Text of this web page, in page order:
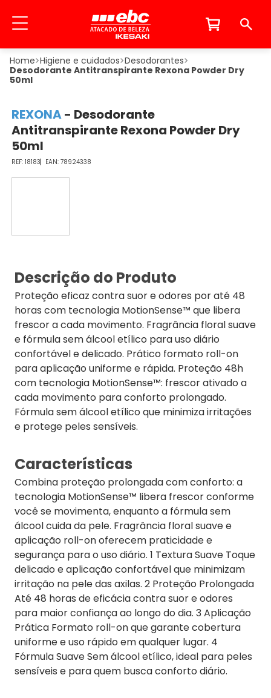
Higiene e cuidados Desodorantes
Desodorante Antitranspirante Rexona Powder Dry
50ml
REXONA- Desodorante
Antitranspirante Rexona Powder Dry
50ml
18183 78924338
Descrição do Produto
Proteção eficaz contra suor e odores por até 48
horas com tecnologia MotionSense™ que libera
frescor a cada movimento. Fragrância floral suave
e fórmula sem álcool etílico para uso diário
confortável e delicado. Prático formato roll-on
para aplicação uniforme e rápida. Proteção 48h
com tecnologia MotionSense™: frescor ativado a
cada movimento para conforto prolongado.
Fórmula sem álcool etílico que minimiza irritações
e protege peles sensíveis.
Características
Combina proteção prolongada com conforto: a
tecnologia MotionSense™ libera frescor conforme
você se movimenta, enquanto a fórmula sem
álcool cuida da pele. Fragrância floral suave e
aplicação roll-on oferecem praticidade e
segurança para o uso diário. 1 Textura Suave Toque
delicado e aplicação confortável que minimizam
irritação na pele das axilas. 2 Proteção Prolongada
Até 48 horas de eficácia contra suor e odores
para maior confiança ao longo do dia. 3 Aplicação
Prática Formato roll-on que garante cobertura
uniforme e uso rápido em qualquer lugar. 4
Fórmula Suave Sem álcool etílico, ideal para peles
sensíveis e para quem busca conforto diário.